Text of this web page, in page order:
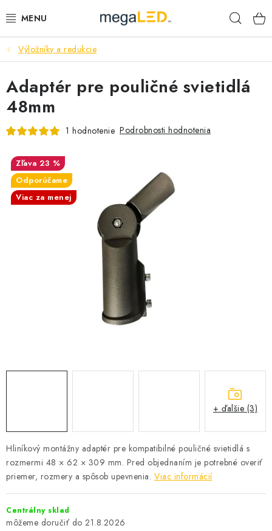
na
PRIEMYSEL
SVIETIDLÁ
ŽIAROVKY A TRUBICE
ELEKTROMATERIÁL
SAMSUNG SVIETIDLÁ
SEZÓNNE VÝPREDAJE POĽNOPOTREBY
OBCHODNÉ PODMIENKY
O NÁS - MEGALED & JANTON ZÁKAMENNÉ
Reklamácie a formulár na odstúpenie od zmluvy
Obchodné podmienky
Podmienky ochrany osobných údajov
Zľavy pre profíkov
Hodnotenie obchodu
Výložníky a redukcie
Hliníkový montážny adaptér pre kompatibilné pouličné svietidlá s
rozmermi 48 × 62 × 309 mm. Pred objednaním je potrebné overiť
priemer, rozmery a spôsob upevnenia. Viac informácií
Centrálny sklad
21.8.2026
Adaptér pre pouličné svietidlá
48mm
1 hodnotenie Podrobnosti hodnotenia
23 %
Odporúčame
Viac za menej
+ ďalšie (3)